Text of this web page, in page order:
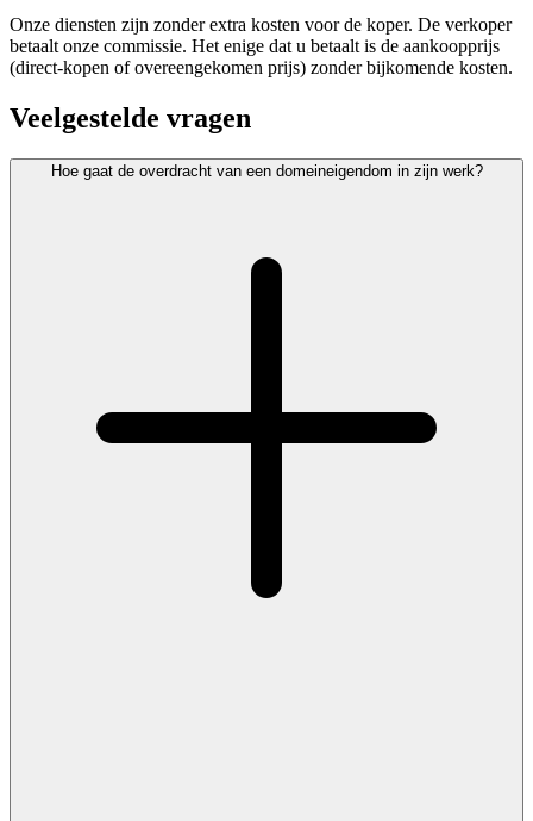
Onze diensten zijn zonder extra kosten voor de koper. De verkoper
betaalt onze commissie. Het enige dat u betaalt is de aankoopprijs
(direct-kopen of overeengekomen prijs) zonder bijkomende kosten.
Veelgestelde vragen
Hoe gaat de overdracht van een domeineigendom in zijn werk?